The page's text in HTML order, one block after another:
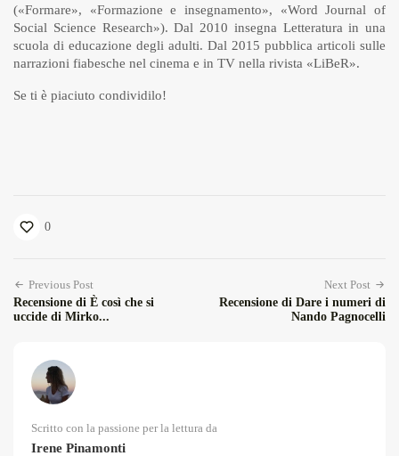
(«Formare», «Formazione e insegnamento», «Word Journal of
Social Science Research»). Dal 2010 insegna Letteratura in una
scuola di educazione degli adulti. Dal 2015 pubblica articoli sulle
narrazioni fiabesche nel cinema e in TV nella rivista «LiBeR».
Se ti è piaciuto condividilo!
0
Previous Post
Recensione di È così che si
uccide di Mirko...
Next Post
Recensione di Dare i numeri di
Nando Pagnocelli
Scritto con la passione per la lettura da
Irene Pinamonti